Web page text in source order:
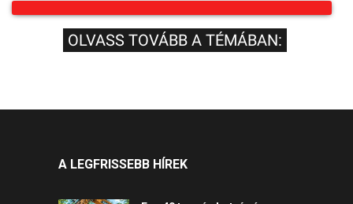
OLVASS TOVÁBB A TÉMÁBAN:
A LEGFRISSEBB HÍREK